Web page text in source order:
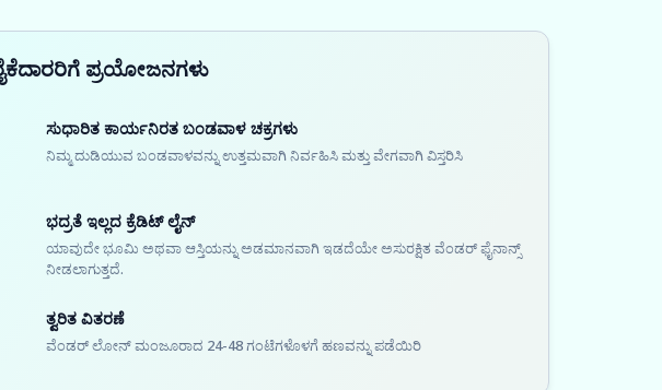
ಪ್ರಯೋಜನಗಳು
ಸುಧಾರಿತ ಕಾರ್ಯನಿರತ ಬಂಡವಾಳ ಚಕ್ರಗಳು
ನಿಮ್ಮ ದುಡಿಯುವ ಬಂಡವಾಳವನ್ನು ಉತ್ತಮವಾಗಿ ನಿರ್ವಹಿಸಿ ಮತ್ತು ವೇಗವಾಗಿ ವಿಸ್ತರಿಸಿ
ಭದ್ರತೆ ಇಲ್ಲದ ಕ್ರೆಡಿಟ್ ಲೈನ್
ಯಾವುದೇ ಭೂಮಿ ಅಥವಾ ಆಸ್ತಿಯನ್ನು ಅಡಮಾನವಾಗಿ ಇಡದೆಯೇ ಅಸುರಕ್ಷಿತ ವೆಂಡರ್ ಫೈನಾನ್ಸ್
ನೀಡಲಾಗುತ್ತದೆ.
ತ್ವರಿತ ವಿತರಣೆ
ವೆಂಡರ್ ಲೋನ್ ಮಂಜೂರಾದ 24-48 ಗಂಟೆಗಳೊಳಗೆ ಹಣವನ್ನು ಪಡೆಯಿರಿ